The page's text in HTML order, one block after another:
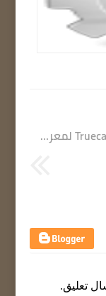
تحميل تطبيق Truecaller Premium Apk لمعرفة صاحب الرقم المتصل وحجب الأرقام نسخة مدفوعة مجانا للأندرويد
تعليق.